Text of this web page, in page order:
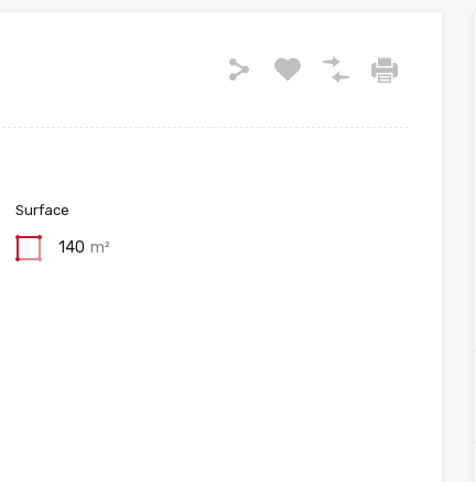
Surface
140 m²